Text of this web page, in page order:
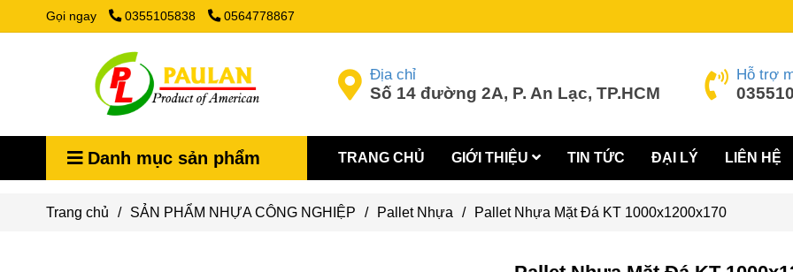
Gọi ngay 0355105838 0564778867
Địa chỉ
Số 14 đường 2A, P. An Lạc, TP.HCM
Hỗ trợ
Danh mục sản phẩm TRANG CHỦ GIỚI THIỆU TIN TỨC ĐẠI LÝ LIÊN HỆ
Trang chủ / SẢN PHẨM NHỰA CÔNG NGHIỆP / Pallet Nhựa / Pallet Nhựa Mặt Đá KT 1000x1200x170